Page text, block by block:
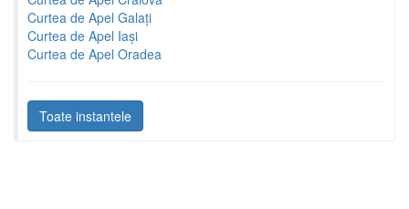
Curtea de Apel Galați
Curtea de Apel Iași
Curtea de Apel Oradea
Toate instantele